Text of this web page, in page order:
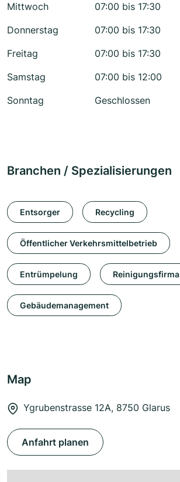
Mittwoch
07:00 bis 17:30
Donnerstag
07:00 bis 17:30
Freitag
07:00 bis 17:30
Samstag
07:00 bis 12:00
Sonntag
Geschlossen
Branchen / Spezialisierungen
Entsorger Recycling
Öffentlicher Verkehrsmittelbetrieb
Entrümpelung Reinigungsfirma
Gebäudemanagement
Map
Ygrubenstrasse 12A, 8750 Glarus
Anfahrt planen